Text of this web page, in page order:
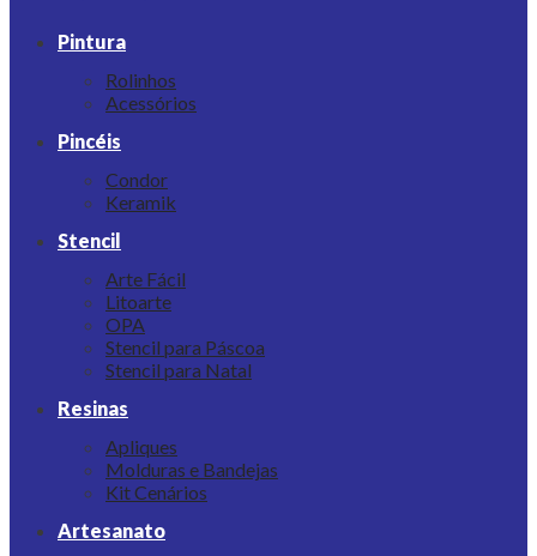
Pintura
Rolinhos
Acessórios
Pincéis
Condor
Keramik
Stencil
Arte Fácil
Litoarte
OPA
Stencil para Páscoa
Stencil para Natal
Resinas
Apliques
Molduras e Bandejas
Kit Cenários
Artesanato